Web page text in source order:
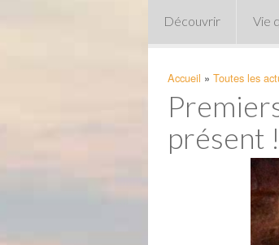
Découvrir Vie
Accueil » Toutes les
présent !